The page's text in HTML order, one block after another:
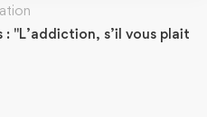
: "L’addiction, s’il vous plait